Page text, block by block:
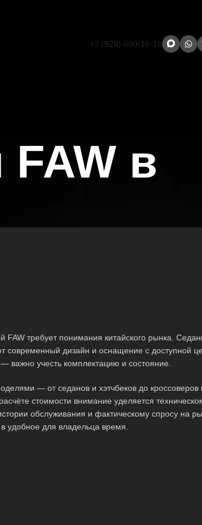
+7 (929) 600-16-16
в
FAW требует понимания китайского рынка.
современный дизайн и оснащение с доступной
важно учесть комплектацию и состояние.
— от седанов и хэтчбеков до кроссоверов
стоимости внимание уделяется
обслуживания и фактическому спросу на
удобное для владельца время.